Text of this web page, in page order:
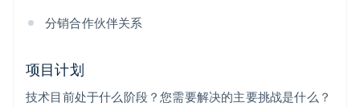
分销合作伙伴关系
项目计划
技术目前处于什么阶段？您需要解决的主要挑战是什么？